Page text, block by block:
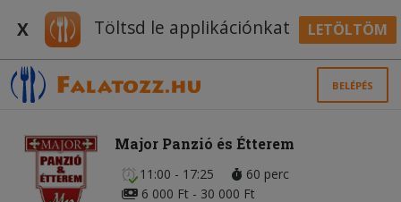
X Töltsd le applikációnkat LETÖLTÖM
BELÉPÉS
Major Panzió és Étterem
11:00 - 17:25
60 perc
6 000 Ft - 30 000 Ft